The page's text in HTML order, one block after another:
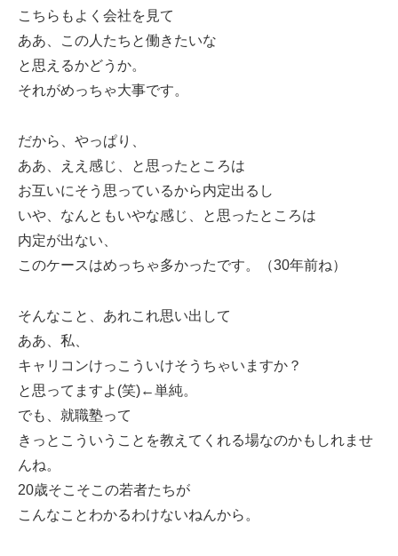
こちらもよく会社を見て
ああ、この人たちと働きたいな
と思えるかどうか。
それがめっちゃ大事です。
だから、やっぱり、
ああ、ええ感じ、と思ったところは
お互いにそう思っているから内定出るし
いや、なんともいやな感じ、と思ったところは
内定が出ない、
このケースはめっちゃ多かったです。（30年前ね）
そんなこと、あれこれ思い出して
ああ、私、
キャリコンけっこういけそうちゃいますか？
と思ってますよ(笑)←単純。
でも、就職塾って
きっとこういうことを教えてくれる場なのかもしれませ
んね。
20歳そこそこの若者たちが
こんなことわかるわけないねんから。